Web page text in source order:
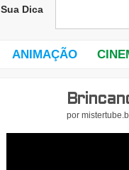
Sua Dica
ANIMAÇÃO
feira
por